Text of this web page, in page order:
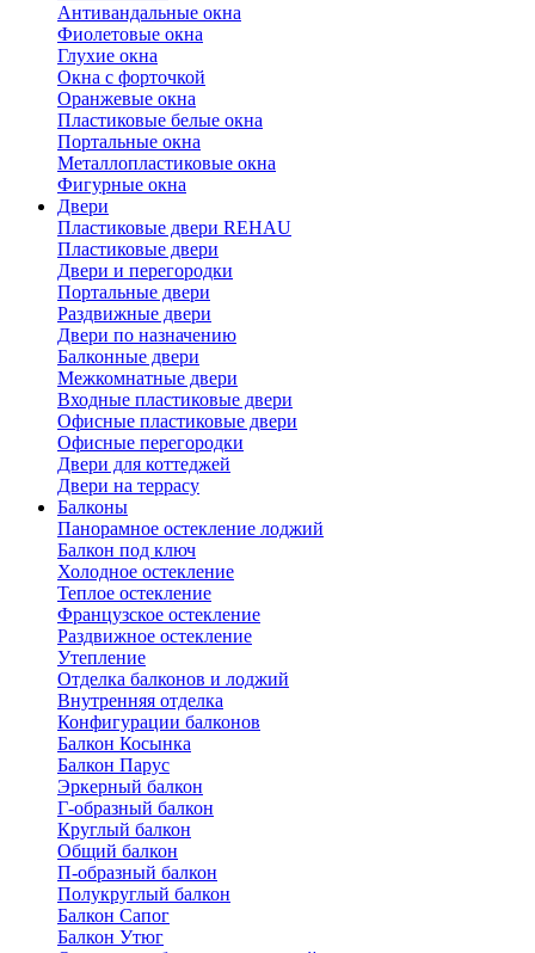
Антивандальные окна
Фиолетовые окна
Глухие окна
Окна с форточкой
Оранжевые окна
Пластиковые белые окна
Портальные окна
Металлопластиковые окна
Фигурные окна
Двери
Пластиковые двери REHAU
Пластиковые двери
Двери и перегородки
Портальные двери
Раздвижные двери
Двери по назначению
Балконные двери
Межкомнатные двери
Входные пластиковые двери
Офисные пластиковые двери
Офисные перегородки
Двери для коттеджей
Двери на террасу
Балконы
Панорамное остекление лоджий
Балкон под ключ
Холодное остекление
Теплое остекление
Французское остекление
Раздвижное остекление
Утепление
Отделка балконов и лоджий
Внутренняя отделка
Конфигурации балконов
Балкон Косынка
Балкон Парус
Эркерный балкон
Г-образный балкон
Круглый балкон
Общий балкон
П-образный балкон
Полукруглый балкон
Балкон Сапог
Балкон Утюг